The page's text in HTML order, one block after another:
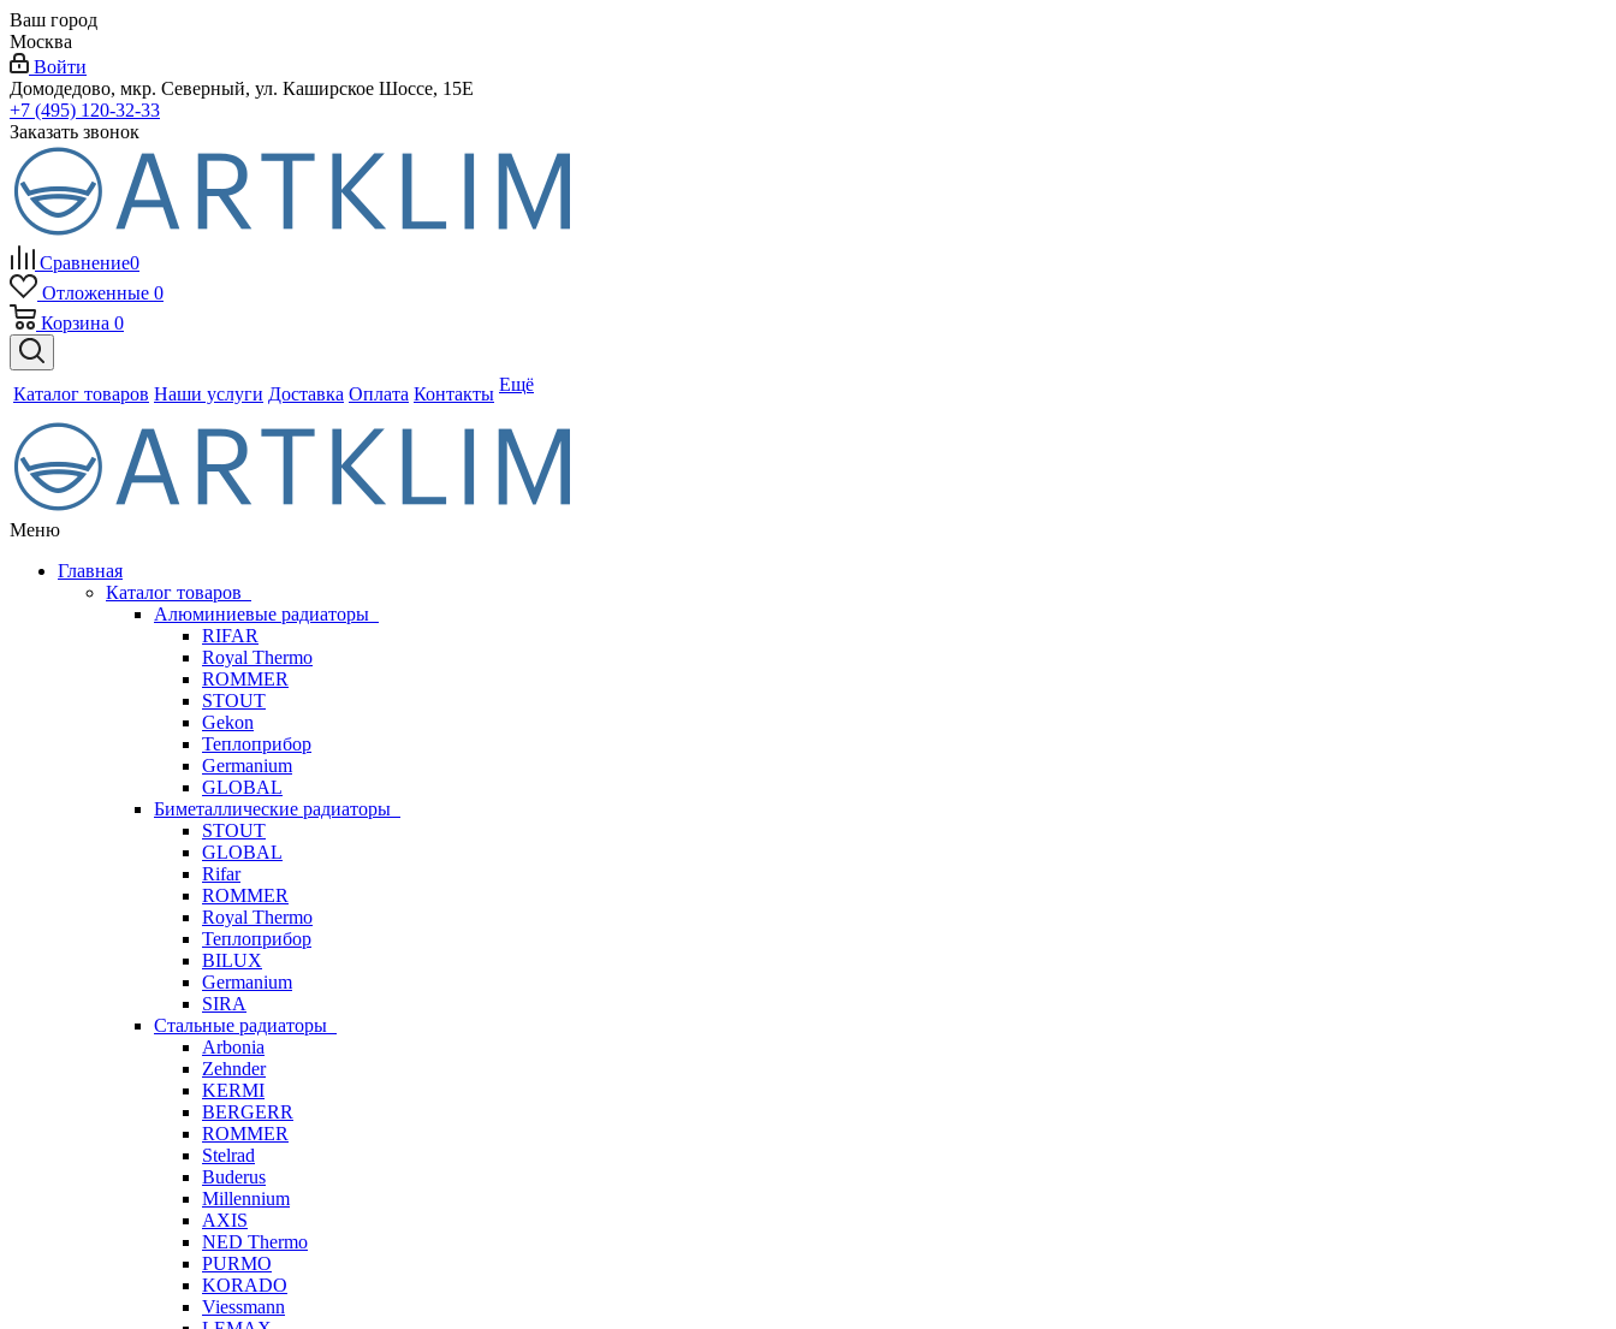
Ваш город
Москва
Войти
Домодедово, мкр. Северный, ул. Каширское Шоссе, 15Е
+7 (495) 120-32-33
Заказать звонок
Сравнение0
Отложенные 0
Корзина 0
Каталог товаров Наши услуги Доставка Оплата Контакты Ещё
Меню
Главная
Каталог товаров
Алюминиевые радиаторы
RIFAR
Royal Thermo
ROMMER
STOUT
Gekon
Теплоприбор
Germanium
GLOBAL
Биметаллические радиаторы
STOUT
GLOBAL
Rifar
ROMMER
Royal Thermo
Теплоприбор
BILUX
Germanium
SIRA
Стальные радиаторы
Arbonia
Zehnder
KERMI
BERGERR
ROMMER
Stelrad
Buderus
Millennium
AXIS
NED Thermo
PURMO
KORADO
Viessmann